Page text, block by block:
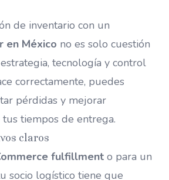
de inventario con un
México no es solo cuestión
tecnología y control
correctamente, puedes
pérdidas y mejorar
tiempos de entrega.
claros
fulfillment o para un
socio logístico tiene que